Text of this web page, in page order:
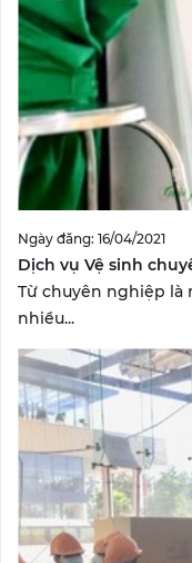
Ngày đăng: 16/04/2021
Dịch vụ Vệ sinh
Từ chuyên nghiệp
nhiều...